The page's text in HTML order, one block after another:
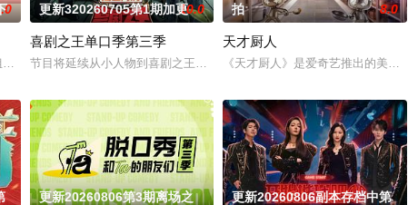
家# 第二季惊喜回归，看姐姐们如何见招拆招，畅聊人生的酸甜苦辣。观察
更新320260705第1期加更10.0
喜剧之王单口季第三季
节目将延续从小人物到喜剧之王的故事，汇聚来自全国各地脱口秀俱乐
拍
8.0
天才厨人
《天才厨人》是爱奇艺推出的美食
更新20260806第3期离场之
更新20260806副本存档中第